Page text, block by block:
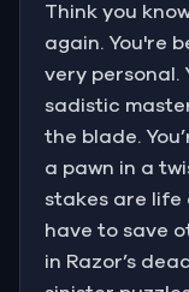
Think you
again. You're
very personal.
sadistic
the blade.
a pawn in a
stakes are life
have to save
in Razor’s